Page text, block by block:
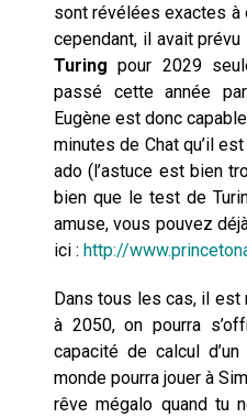
sont révélées exactes
cependant, il avait
Turingpour 2029
passé cette année
Eugène est donc
minutes de Chat qu’il
ado (l’astuce est bien
bien que le test de
amuse, vous pouvez
ici : http://
Dans tous les cas, il est
à 2050, on pourra
capacité de calcul d’un
monde pourra jouer à
rêve mégalo quand tu